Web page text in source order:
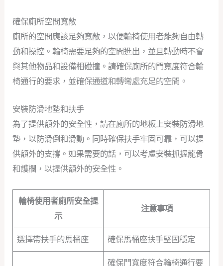
確保廁所空間寬敞
廁所的空間應該足夠寬敞，以便輪椅使用者能夠自由轉
動和操控。輪椅需要足夠的空間進出，並且轉動時不會
與其他物品和設備相碰撞。請確保廁所的門寬度符合輪
椅通行的要求，並確保通道和轉彎處充足的空間。
安裝防滑地墊和扶手
為了提供額外的安全性，請在廁所的地板上安裝防滑地
墊，以防滑倒和滑動。同時確保扶手牢固可靠，可以提
供額外的支撐。如果需要的話，可以考慮安裝抓握龍骨
和護欄，以提供額外的安全性。
輪椅使用者廁所安全提
示
注意事項
選擇帶扶手的馬桶座 確保馬桶座扶手堅固穩定
確保門寬度符合輪椅通行要